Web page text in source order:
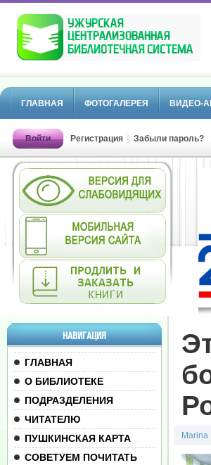
ГЛАВНАЯ ФОТОГАЛЕРЕЯ ВИДЕО-
Войти Регистрация Забыли пароль?
НАВИГАЦИЯ
ГЛАВНАЯ
О БИБЛИОТЕКЕ
ПОДРАЗДЕЛЕНИЯ
ЧИТАТЕЛЮ
ПУШКИНСКАЯ КАРТА
СОВЕТУЕМ ПОЧИТАТЬ
Marina